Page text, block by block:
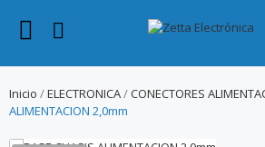
Inicio ELECTRONICA CONECTORES
ALIMENTACION 2,0mm